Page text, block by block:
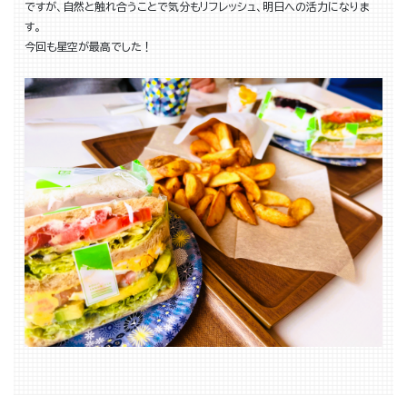
ですが、自然と触れ合うことで気分もリフレッシュ、明日への活力になりま
す。
今回も星空が最高でした！